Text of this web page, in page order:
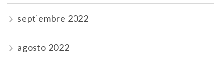
septiembre 2022
agosto 2022